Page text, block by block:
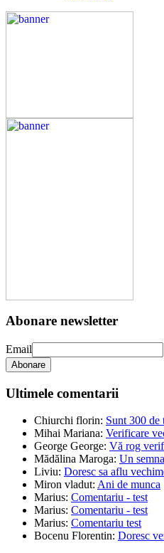
Abonare newsletter
Email
Abonare
Ultimele comentarii
Chiurchi florin: Sunt 300 de
Mihai Mariana: Verificare
George George: Vă rog
Mădălina Maroga: Un
Liviu: Doresc sa aflu
Miron vladut: Ani de munca
Marius: Comentariu - test
Marius: Comentariu - test
Marius: Comentariu test
Bocenu Florentin: Doresc